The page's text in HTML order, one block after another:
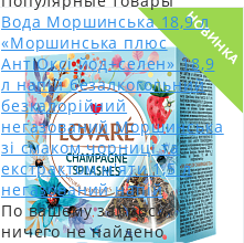
Вода Моршинська 18,9 л
«Моршинська плюс
АнтіОксі йод+селен» 18,9
л напій безалкогольний
безкалорійний
негазований Моршинська
зі смаком чорниці та
екстрактом м'яти 1,5 л
негазований напій
По вашему запросу
ничего не найдено
НОВИНКА